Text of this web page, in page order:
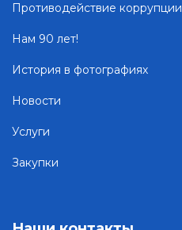
Противодействие коррупции
Нам 90 лет!
История в фотографиях
Новости
Услуги
Закупки